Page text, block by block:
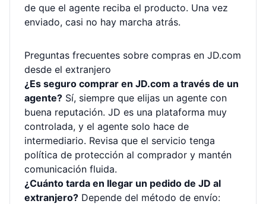
de que el agente reciba el producto. Una vez
enviado, casi no hay marcha atrás.
Preguntas frecuentes sobre compras en JD.com
desde el extranjero
¿Es seguro comprar en JD.com a través de un
agente? Sí, siempre que elijas un agente con
buena reputación. JD es una plataforma muy
controlada, y el agente solo hace de
intermediario. Revisa que el servicio tenga
política de protección al comprador y mantén
comunicación fluida.
¿Cuánto tarda en llegar un pedido de JD al
extranjero? Depende del método de envío: